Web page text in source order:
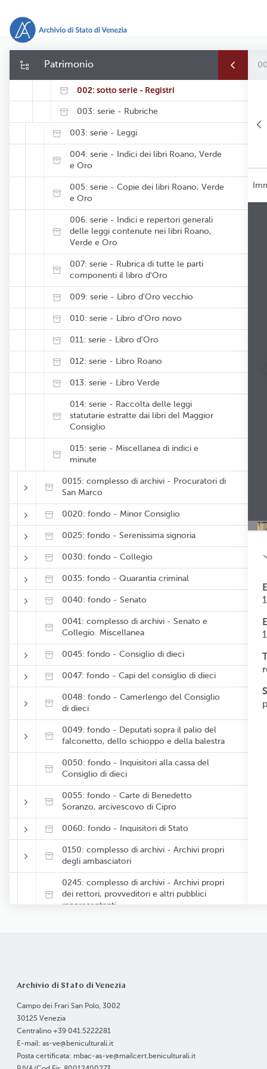
Patrimonio
STRUMENTI DI CORREDO
001: sotto serie - Filze
002: sotto serie - Registri
003: serie - Rubriche
003: serie - Leggi
004: serie - Indici dei libri Roano, Verde
e Oro
005: serie - Copie dei libri Roano, Verde
e Oro
006: serie - Indici e repertori generali
delle leggi contenute nei libri Roano,
Verde e Oro
007: serie - Rubrica di tutte le parti
componenti il libro d'Oro
009: serie - Libro d'Oro vecchio
010: serie - Libro d'Oro novo
011: serie - Libro d'Oro
012: serie - Libro Roano
013: serie - Libro Verde
014: serie - Raccolta delle leggi
statutarie estratte dai libri del Maggior
Consiglio
015: serie - Miscellanea di indici e
minute
0015: complesso di archivi - Procuratori di
San Marco
0020: fondo - Minor Consiglio
0025: fondo - Serenissima signoria
0030: fondo - Collegio
0035: fondo - Quarantia criminal
0040: fondo - Senato
0041: complesso di archivi - Senato e
Collegio. Miscellanea
0045: fondo - Consiglio di dieci
0047: fondo - Capi del consiglio di dieci
0048: fondo - Camerlengo del Consiglio
di dieci
0049: fondo - Deputati sopra il palio del
falconetto, dello schioppo e della balestra
0050: fondo - Inquisitori alla cassa del
Consiglio di dieci
0055: fondo - Carte di Benedetto
Soranzo, arcivescovo di Cipro
0060: fondo - Inquisitori di Stato
0150: complesso di archivi - Archivi propri
degli ambasciatori
0245: complesso di archivi - Archivi propri
dei rettori, provveditori e altri pubblici
rappresentanti
Fontanini
0270: fondo - Archivio proprio di Giovanni
Archivio di Stato di Venezia
Campo dei Frari San Polo, 3002
30125 Venezia
Centralino +39 041.5222281
E-mail: as-ve@beniculturali.it
Posta certificata: mbac-as-ve@mailcert.beniculturali.it